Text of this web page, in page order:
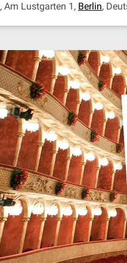
, Am Lustgarten 1, Berlin,